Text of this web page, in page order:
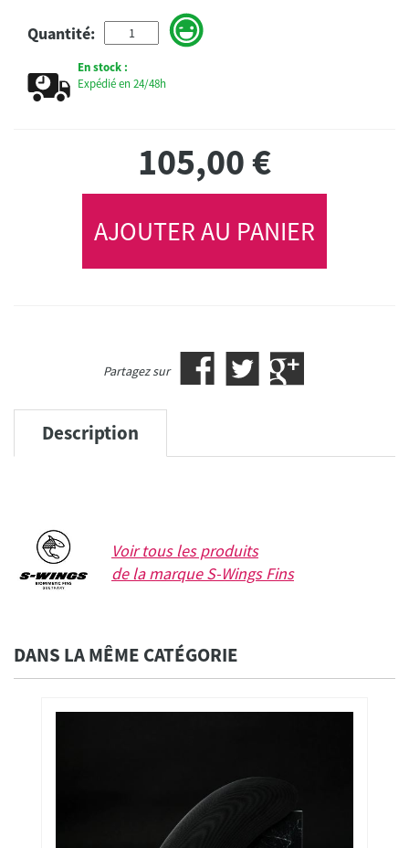
Quantité:
En stock :
Expédié en 24/48h
105,00€
AJOUTER AU PANIER
Partagez sur
Description
Voir tous les produits
de la marqueS-Wings Fins
DANS LA MÊME CATÉGORIE